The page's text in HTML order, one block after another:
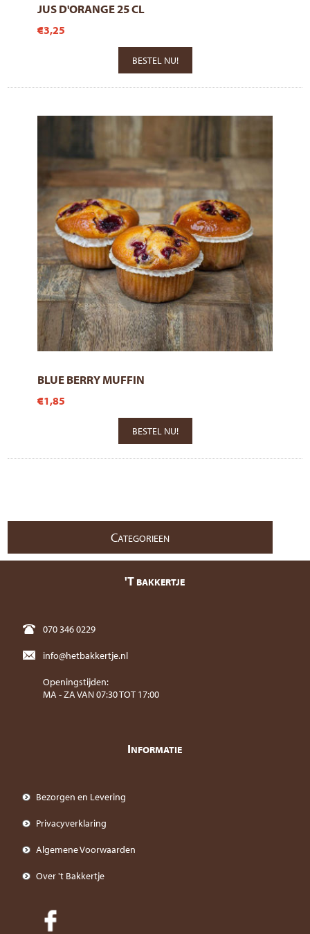
JUS D'ORANGE 25 CL
€3,25
BLUE BERRY MUFFIN
€1,85
CATEGORIEEN
'T BAKKERTJE
070 346 0229
info@hetbakkertje.nl
Openingstijden:
MA - ZA VAN 07:30 TOT 17:00
INFORMATIE
Bezorgen en Levering
Privacyverklaring
Algemene Voorwaarden
Over 't Bakkertje